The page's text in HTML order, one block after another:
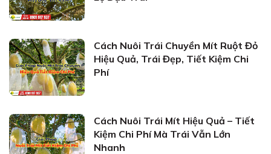
Cách Nuôi Trái Chuyền Mít Ruột Đỏ
Hiệu Quả, Trái Đẹp, Tiết Kiệm Chi
Phí
Cách Nuôi Trái Mít Hiệu Quả – Tiết
Kiệm Chi Phí Mà Trái Vẫn Lớn
Nhanh